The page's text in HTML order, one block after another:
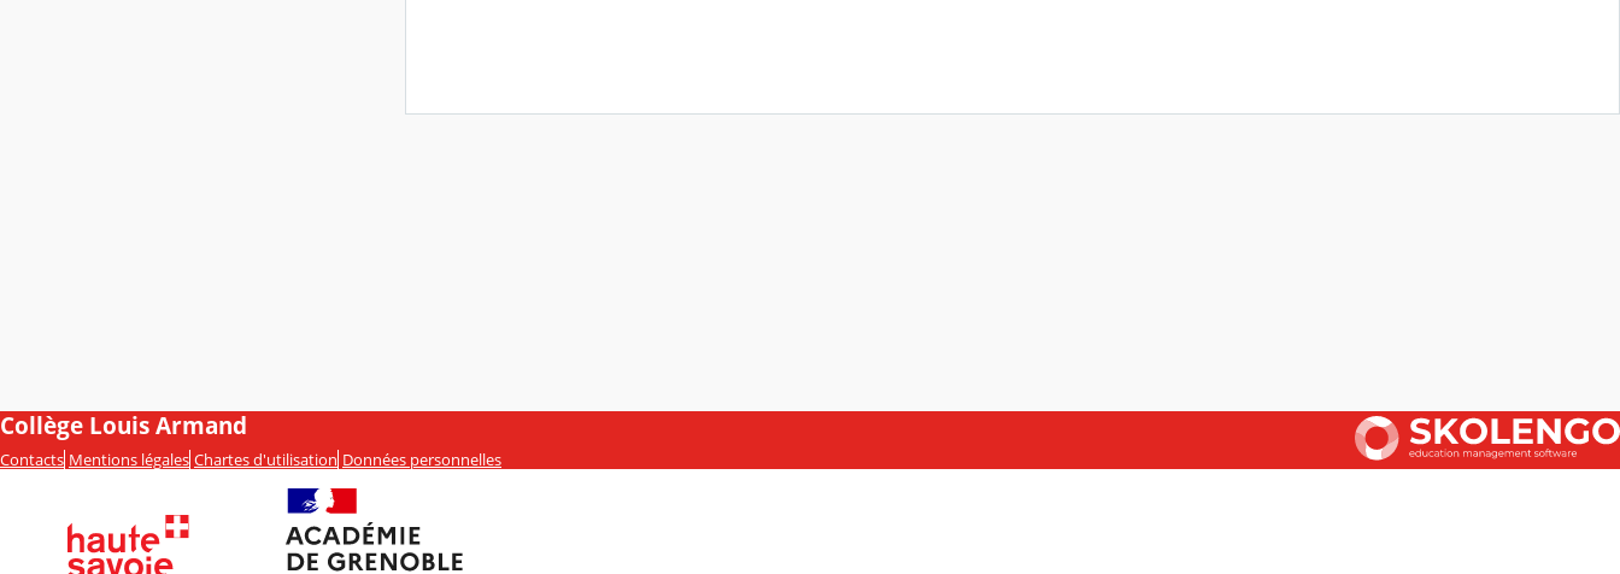
Collège Louis Armand
Contacts Mentions légales Chartes d'utilisation Données personnelles